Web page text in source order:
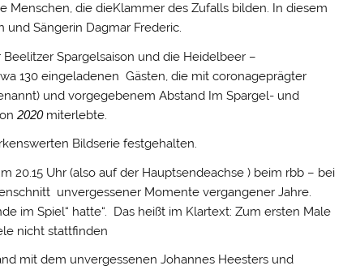
Menschen, die dieKlammer des Zufalls bilden. In diesem
Sängerin Dagmar Frederic.
Spargelsaison und die Heidelbeer –
130 eingeladenen Gästen, die mit coronageprägter
und vorgegebenem Abstand Im Spargel- und
2020 miterlebte.
Bildserie festgehalten.
20.15 Uhr (also auf der Hauptsendeachse ) beim rbb – bei
unvergessener Momente vergangener Jahre.
im Spiel“ hatte“. Das heißt im Klartext: Zum ersten Male
nicht stattfinden
mit dem unvergessenen Johannes Heesters und